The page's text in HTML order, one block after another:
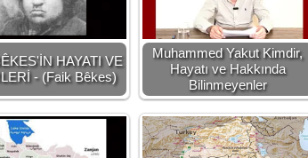
HAYATI VE
- (Faik Bêkes)
Muhammed Yakut Kimdir,
Hayatı ve Hakkında
Bilinmeyenler